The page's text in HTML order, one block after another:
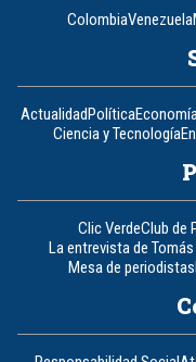
ColombiaVenezuela
ActualidadPolíticaEconomía
Ciencia y Tecnología
Clic VerdeClub de
La entrevista de
Mesa de periodistas